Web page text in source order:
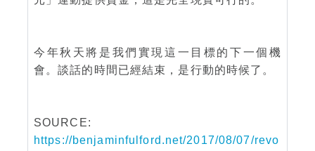
今年秋天將是我們實現這一目標的下一個機
會。談話的時間已經結束，是行動的時候了。
SOURCE:
https://benjaminfulford.net/2017/08/07/revo